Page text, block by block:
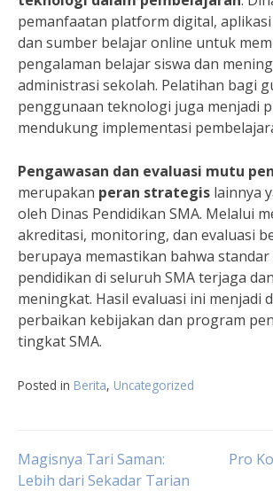
pemanfaatan platform digital,
dan sumber belajar online untuk
pengalaman belajar siswa dan
administrasi sekolah. Pelatihan bagi
penggunaan teknologi juga menjadi
mendukung implementasi
Pengawasan dan evaluasi mutu
merupakan peran strategis lainnya
oleh Dinas Pendidikan SMA. Melalui
akreditasi, monitoring, dan evaluasi
berupaya memastikan bahwa
pendidikan di seluruh SMA terjaga
meningkat. Hasil evaluasi ini menjadi
perbaikan kebijakan dan program
tingkat SMA.
Posted in Berita, Uncategorized
Navigasi
Magisnya Tari Saman:
Lebih dari Sekadar Tarian
Pro